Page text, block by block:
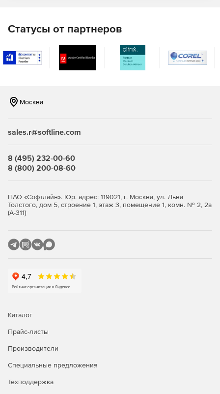
Это проактивное, оптимизированное решение для
полной защиты мобильных устройств. Отражает попытки
фишинга, поступающие через различные социальные
приложения, защищая своих сотрудников от доступа к
подключений.
файловых серверов с интегрированным управлением
исправлениями.
электронной почты на наличие вредоносного
содержимого.
Сертифицированная защита Citrix с управлением
Защита Linux, обеспечивающая основные
возможности безопасности для клиентов Linux.
Статусы от партнеров
Москва
sales.r@softline.com
8 (495) 232-00-60
8 (800) 200-08-60
ПАО «Софтлайн». Юр. адрес: 119021, г. Москва, ул. Льва
Толстого, дом 5, строение 1, этаж 3, помещение 1, комн. № 2, 2а
(А-311)
Каталог
Прайс-листы
Производители
Специальные предложения
Техподдержка